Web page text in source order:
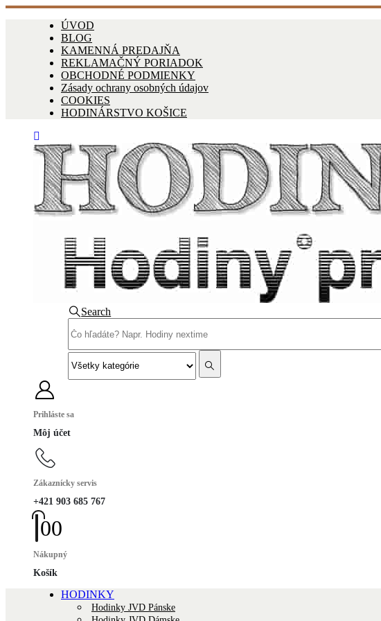
ÚVOD
BLOG
KAMENNÁ PREDAJŇA
REKLAMAČNÝ PORIADOK
OBCHODNÉ PODMIENKY
Zásady ochrany osobných údajov
COOKIES
HODINÁRSTVO KOŠICE
Search
Prihláste sa
Môj účet
Zákaznícky servis
+421 903 685 767
00
Nákupný
Košík
HODINKY
Hodinky JVD Pánske